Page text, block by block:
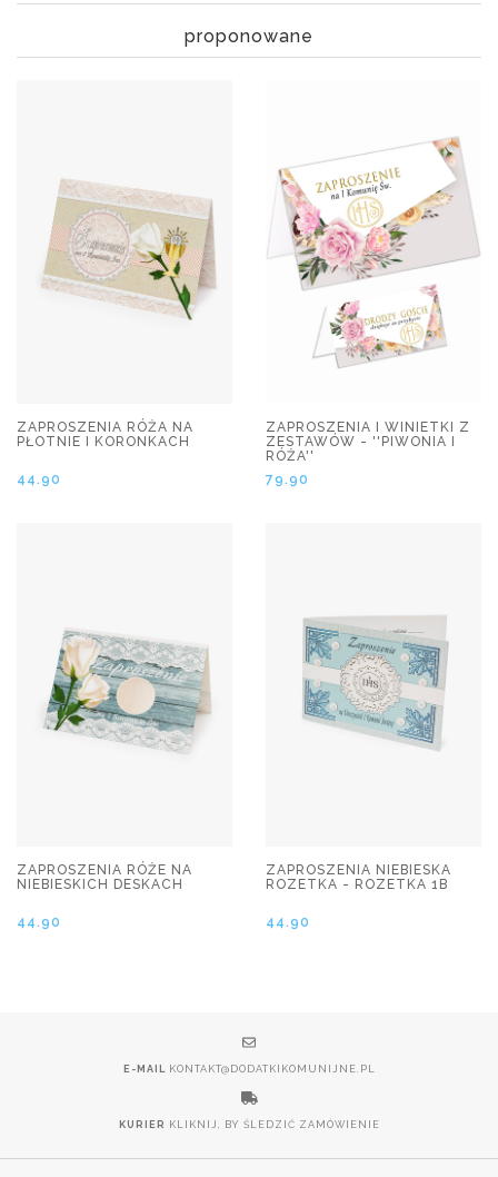
proponowane
ZAPROSZENIA RÓŻA NA
PŁOTNIE I KORONKACH
44.90
ZAPROSZENIA I WINIETKI Z
ZESTAWÓW - ''PIWONIA I
RÓŻA''
79.90
ZAPROSZENIA RÓŻE NA
NIEBIESKICH DESKACH
44.90
ZAPROSZENIA NIEBIESKA
ROZETKA - ROZETKA 1B
44.90
E-MAIL KONTAKT@DODATKIKOMUNIJNE.PL
KURIER KLIKNIJ, BY ŚLEDZIĆ ZAMÓWIENIE